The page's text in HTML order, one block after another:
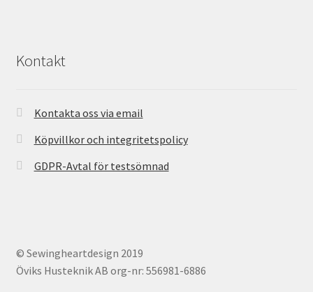
Kontakt
Kontakta oss via email
Köpvillkor och integritetspolicy
GDPR-Avtal för testsömnad
© Sewingheartdesign 2019
Öviks Husteknik AB org-nr: 556981-6886